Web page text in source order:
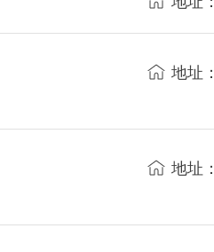
地址
地址